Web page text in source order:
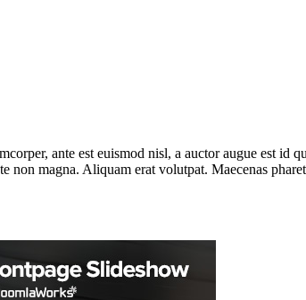
ante est euismod nisl, a auctor augue est id
magna. Aliquam erat volutpat. Maecenas